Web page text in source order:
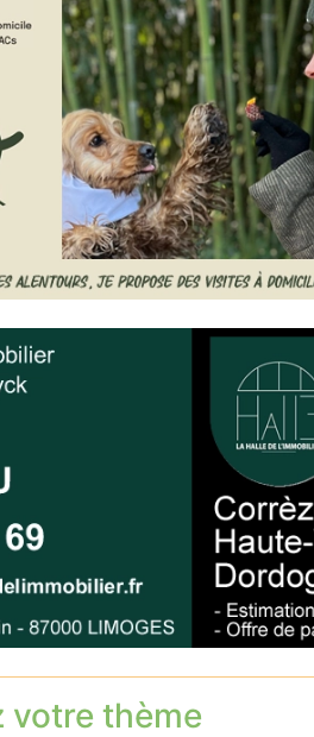
votre thème